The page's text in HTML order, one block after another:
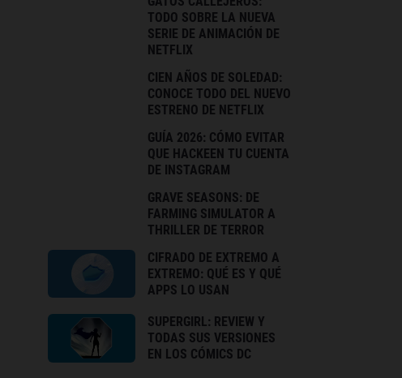
TODO SOBRE LA NUEVA
SERIE DE ANIMACIÓN DE
NETFLIX
CIEN AÑOS DE SOLEDAD:
CONOCE TODO DEL NUEVO
ESTRENO DE NETFLIX
GUÍA 2026: CÓMO EVITAR
QUE HACKEEN TU CUENTA
DE INSTAGRAM
GRAVE SEASONS: DE
FARMING SIMULATOR A
THRILLER DE TERROR
CIFRADO DE EXTREMO A
EXTREMO: QUÉ ES Y QUÉ
APPS LO USAN
SUPERGIRL: REVIEW Y
TODAS SUS VERSIONES
EN LOS CÓMICS DC